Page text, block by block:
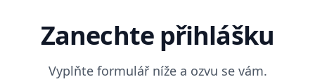
Zanechte přihlášku
Vyplňte formulář níže a ozvu se vám.